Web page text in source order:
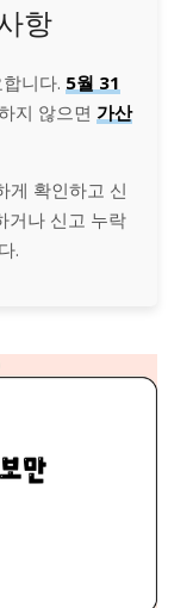
항
니다. 5월 31
지 않으면 가산
게 확인하고 신
거나 신고 누락
.